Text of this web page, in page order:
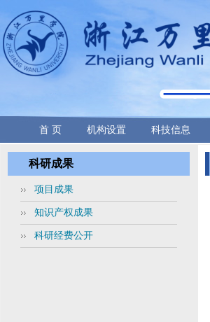
首 页 机构设置 科技信息
科研成果
项目成果
知识产权成果
科研经费公开